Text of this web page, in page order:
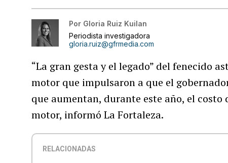
Por Gloria Ruiz Kuilan
Periodista investigadora
gloria.ruiz@gfrmedia.com
“La gran gesta y el legado” del fenecido
motor que impulsaron a que el
que aumentan, durante este año, el
motor, informó La Fortaleza.
RELACIONADAS